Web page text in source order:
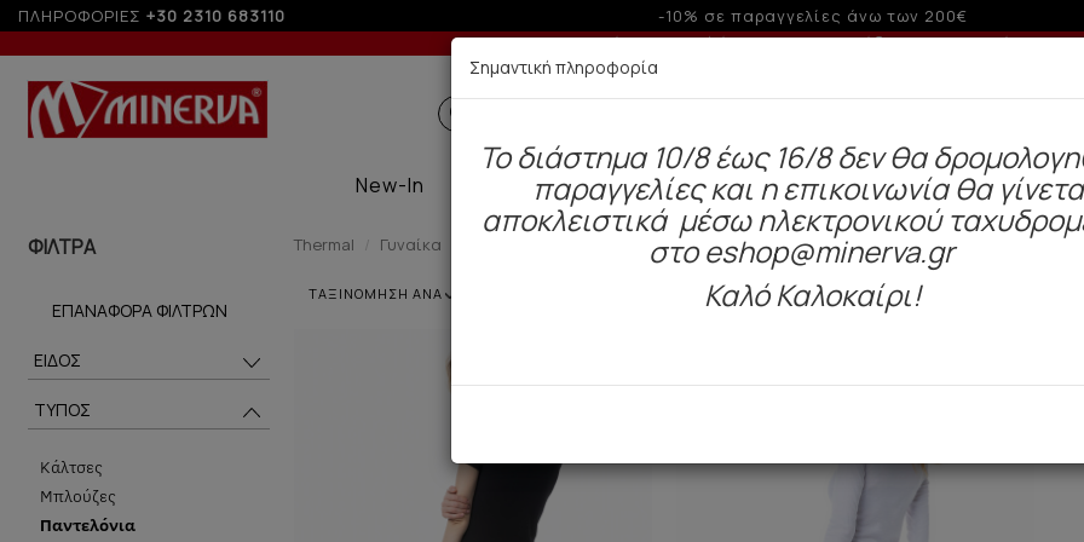
ΠΛΗΡΟΦΟΡΙΕΣ +30 2310 683110 -10% σε παραγγελίες άνω των 200€
Δωρεάν αποστολή άνω των 49€. Παράδοση σε 3-5 εργάσιμες.
New-In Thermal Γυναίκα Ανδρας Μαγιό Παιδί
ΦΙΛΤΡΑ
ΕΠΑΝΑΦΟΡΆ ΦΊΛΤΡΩΝ
ΕΙΔΟΣ
ΤΥΠΟΣ
Κάλτσες
Μπλούζες
Παντελόνια
Thermal Γυναίκα
ΤΑΞΙΝΟΜΗΣΗ ΑΝΑ
Σημαντική πληροφορία
To διάστημα 10/8 έως 16/8 δεν θα
παραγγελίες και η επικοινωνία θα
αποκλειστικά μέσω ηλεκτρονικού
στο eshop@minerva.gr
Καλό Καλοκαίρι!